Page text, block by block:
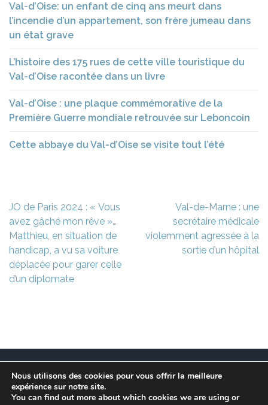
Val-d’Oise: un enfant de cinq ans meurt dans
l’incendie d’un appartement, son frère jumeau dans
un état grave
L’histoire des 175 rues de cette ville touristique du
Val-d’Oise racontée dans un livre
Val-d’Oise : une plaque commémorative de la
Première Guerre mondiale retrouvée sur Leboncoin
Cette abbaye du Val-d’Oise se visite tout l’été
Navigation
de
l’article
JO de Paris 2024 : « Vous
avez gâché mon rêve »…
Matthieu, en situation de
handicap, a vu sa voiture
déplacée pour garer celle
d’un diplomate
Val-de-Marne : une
secrétaire médicale
violemment agressée à la
sortie d’un hôpital
Ce site est à l’initiative de l’association des Maires
Franciliens dans un but de recherche et de conservation
Nous utilisons des cookies pour vous offrir la meilleure
expérience sur notre site.
You can find out more about which cookies we are using or